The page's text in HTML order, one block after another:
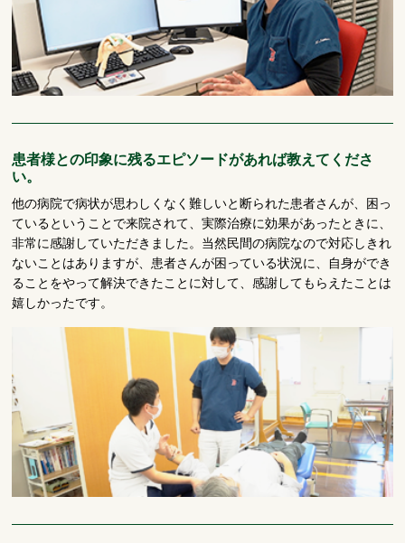
患者様との印象に残るエピソードがあれば教えてくださ
い。
他の病院で病状が思わしくなく難しいと断られた患者さんが、困っ
ているということで来院されて、実際治療に効果があったときに、
非常に感謝していただきました。当然民間の病院なので対応しきれ
ないことはありますが、患者さんが困っている状況に、自身ができ
ることをやって解決できたことに対して、感謝してもらえたことは
嬉しかったです。